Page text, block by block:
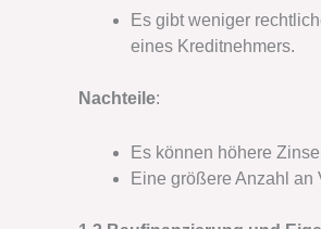
Es gibt weniger
eines Kreditnehmers.
Nachteile:
Es können höhere
Eine größere Anzahl an